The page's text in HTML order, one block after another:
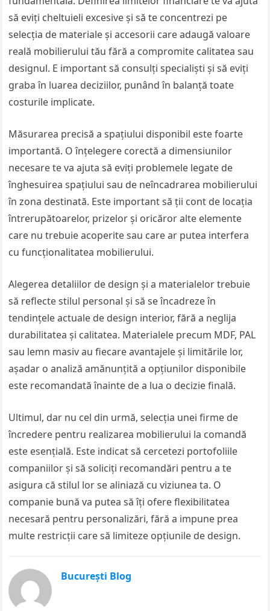
să eviți cheltuieli excesive și să te concentrezi pe
selecția de materiale și accesorii care adaugă valoare
reală mobilierului tău fără a compromite calitatea sau
designul. E important să consulți specialiști și să eviți
graba în luarea deciziilor, punând în balanță toate
costurile implicate.
Măsurarea precisă a spațiului disponibil este foarte
importantă. O înțelegere corectă a dimensiunilor
necesare te va ajuta să eviți problemele legate de
înghesuirea spațiului sau de neîncadrarea mobilierului
în zona destinată. Este important să ții cont de locația
întrerupătoarelor, prizelor și oricăror alte elemente
care nu trebuie acoperite sau care ar putea interfera
cu funcționalitatea mobilierului.
Alegerea detaliilor de design și a materialelor trebuie
să reflecte stilul personal și să se încadreze în
tendințele actuale de design interior, fără a neglija
durabilitatea și calitatea. Materialele precum MDF, PAL
sau lemn masiv au fiecare avantajele și limitările lor,
așadar o analiză amănunțită a opțiunilor disponibile
este recomandată înainte de a lua o decizie finală.
Ultimul, dar nu cel din urmă, selecția unei firme de
încredere pentru realizarea mobilierului la comandă
este esențială. Este indicat să cercetezi portofoliile
companiilor și să soliciți recomandări pentru a te
asigura că stilul lor se aliniază cu viziunea ta. O
companie bună va putea să îți ofere flexibilitatea
necesară pentru personalizări, fără a impune prea
multe restricții care să limiteze opțiunile de design.
București Blog